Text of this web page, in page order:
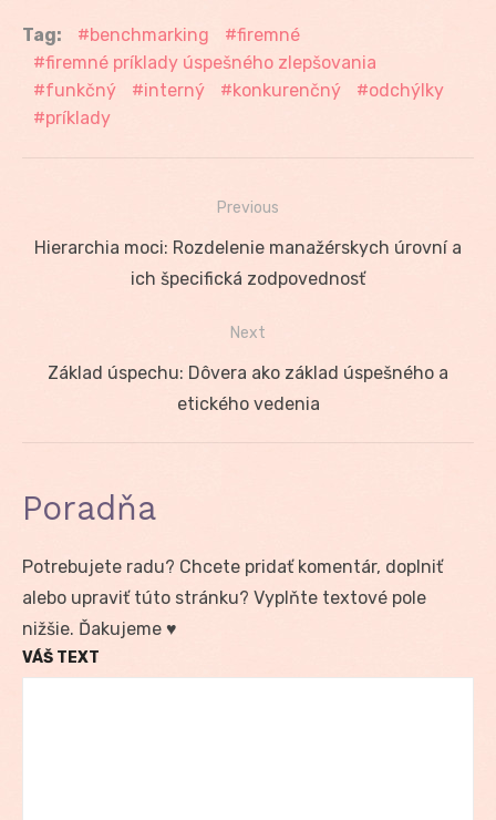
Tag: benchmarking
firemné
firemné príklady úspešného zlepšovania
funkčný
interný konkurenčný
odchýlky
príklady
Navigácia
Previous
Previous
Hierarchia moci: Rozdelenie manažérskych úrovní a
ich špecifická zodpovednosť
Next
Next
Základ úspechu: Dôvera ako základ úspešného a
etického vedenia
Poradňa
Potrebujete radu? Chcete pridať komentár, doplniť
alebo upraviť túto stránku? Vyplňte textové pole
nižšie. Ďakujeme ♥
VÁŠ TEXT